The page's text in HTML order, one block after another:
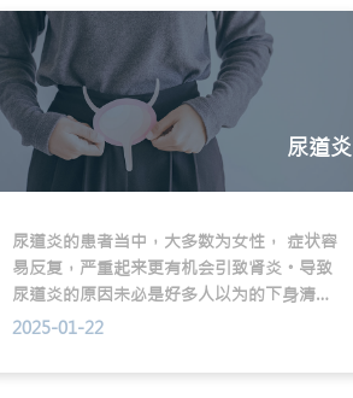
尿道炎
尿道炎的患者当中，大多数为女性， 症状容
易反复，严重起来更有机会引致肾炎。导致
尿道炎的原因未必是好多人以为的下身清洁
得唔干净 ，或者被伴侣传染先会患上尿道
力差、怀孕等等。
2025-01-22